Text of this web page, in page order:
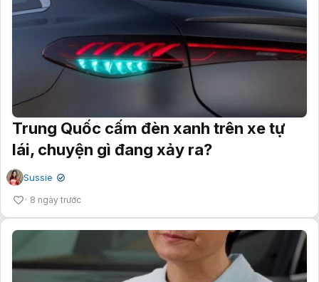
Trung Quốc cấm đèn xanh trên xe tự
lái, chuyện gì đang xảy ra?
Sussie ✔
8 ngày trước